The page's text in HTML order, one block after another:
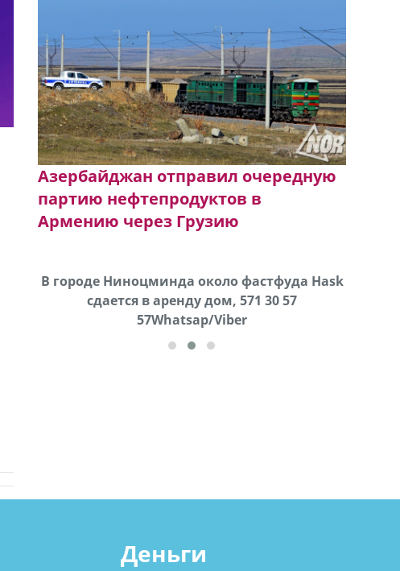
Азербайджан отправил очередную
партию нефтепродуктов в
Армению через Грузию
В городе Ниноцминда около фастфуда Hask
cдается в аренду дом, 571 30 57
57Whatsap/Viber
Продается машина марки Prado,571 30 57
57Whatsap/Viber
Деньги